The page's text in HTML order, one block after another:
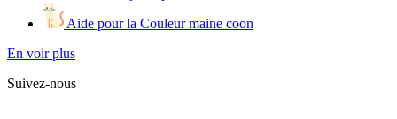
Aide pour la Couleur maine coon
En voir plus
Suivez-nous